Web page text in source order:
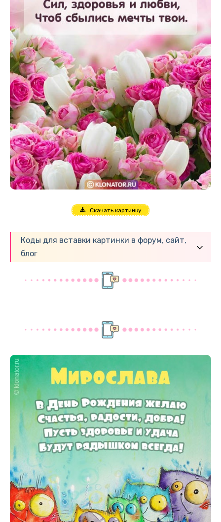
Скачать картинку
Коды для вставки картинки в форум, сайт,
блог